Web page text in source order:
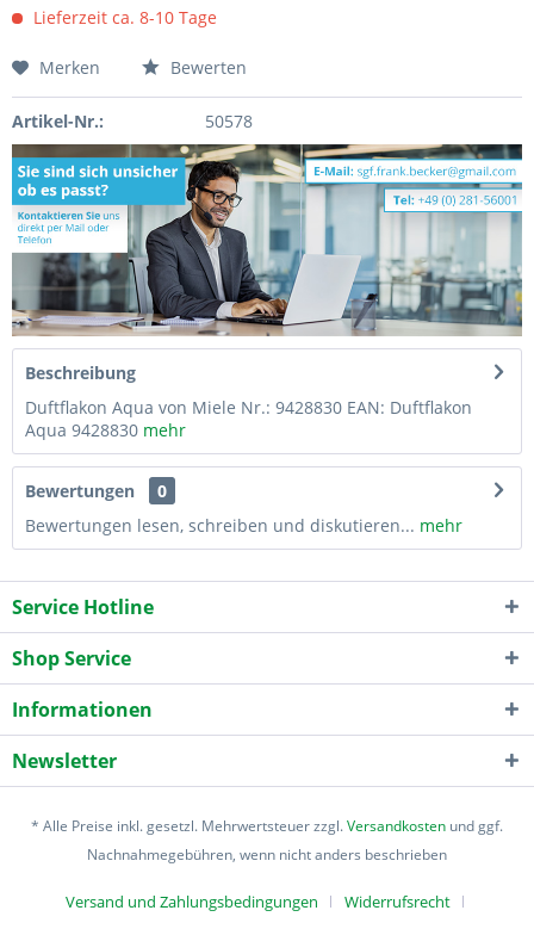
Lieferzeit ca. 8-10 Tage
Merken Bewerten
Artikel-Nr.: 50578
Beschreibung
Duftflakon Aqua von Miele Nr.: 9428830 EAN: Duftflakon
Aqua 9428830 mehr
Bewertungen
0
Bewertungen lesen, schreiben und diskutieren... mehr
Service Hotline
Shop Service
Informationen
Newsletter
* Alle Preise inkl. gesetzl. Mehrwertsteuer zzgl.Versandkosten und ggf.
Nachnahmegebühren, wenn nicht anders beschrieben
Versand und Zahlungsbedingungen Widerrufsrecht